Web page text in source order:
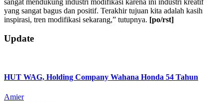
yang sangat bagus dan positif. Terakhir tujuan kita adalah kasih
inspirasi, tren modifikasi sekarang,” tutupnya. [po/rst]
2019-
09-
Update
HUT WAG, Holding Company Wahana Honda 54 Tahun
Amier